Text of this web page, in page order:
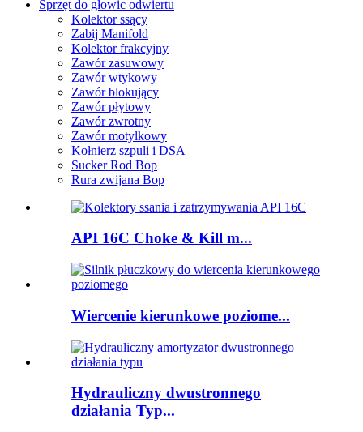
Sprzęt do głowic odwiertu
Kolektor ssący
Zabij Manifold
Kolektor frakcyjny
Zawór zasuwowy
Zawór wtykowy
Zawór blokujący
Zawór płytowy
Zawór zwrotny
Zawór motylkowy
Kołnierz szpuli i DSA
Sucker Rod Bop
Rura zwijana Bop
API 16C Choke & Kill m...
Wiercenie kierunkowe poziome...
Hydrauliczny dwustronnego
działania Typ...